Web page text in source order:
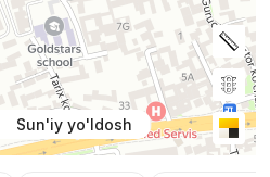
Sun'iy yo'ldosh